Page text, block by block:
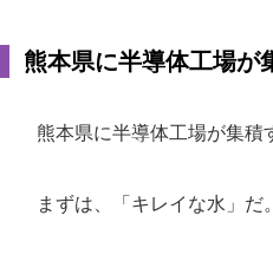
熊本県に半導体工場が
熊本県に半導体工場が集積
まずは、「キレイな水」だ。